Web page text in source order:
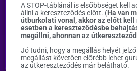
A STOP-táblánál is elsőbbséget kell
állni a kereszteződés előtt. (Ha van
útburkolati vonal, akkor az előtt kell
esetben a kereszteződésbe
megállni, ahonnan az
Jó tudni, hogy a megállás helyét
megállást követően előrébb lehet
az útkereszteződés már belátható.